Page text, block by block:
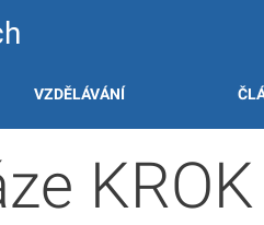
VZDĚLÁVÁNÍ